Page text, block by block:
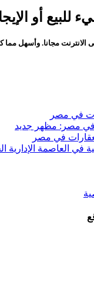
أو
الانترنت مجانا. وأسهل مما
في مصر
مصر: مظهر جديد
في مصر
في العاصمة الإدارية